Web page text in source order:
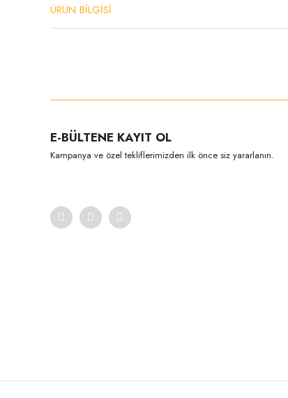
ÜRÜN BİLGİSİ
Ürün açıklamasında eksik bilgiler bulunuyor.
Ürün bilgilerinde hatalar bulunuyor.
E-BÜLTENE KAYIT OL
Kampanya ve özel tekliflerimizden ilk önce siz yararlanın.